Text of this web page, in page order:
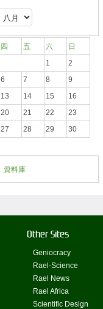
四 五 六
日
1
2
6 7 8
9
13 14 15
16
20 21 22
23
27 28 29
30
資料庫
Other Sites
Geniocracy
Rael-Science
Rael News
Rael Africa
Scientific Design